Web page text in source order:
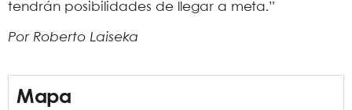
tendrán posibilidades de llegar a meta.”
Por Roberto Laiseka
Mapa